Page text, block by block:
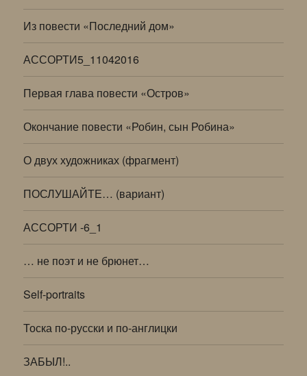
Из повести «Последний дом»
АССОРТИ5_11042016
Первая глава повести «Остров»
Окончание повести «Робин, сын Робина»
О двух художниках (фрагмент)
ПОСЛУШАЙТЕ… (вариант)
АССОРТИ -6_1
… не поэт и не брюнет…
Self-portraits
Тоска по-русски и по-англицки
ЗАБЫЛ!..